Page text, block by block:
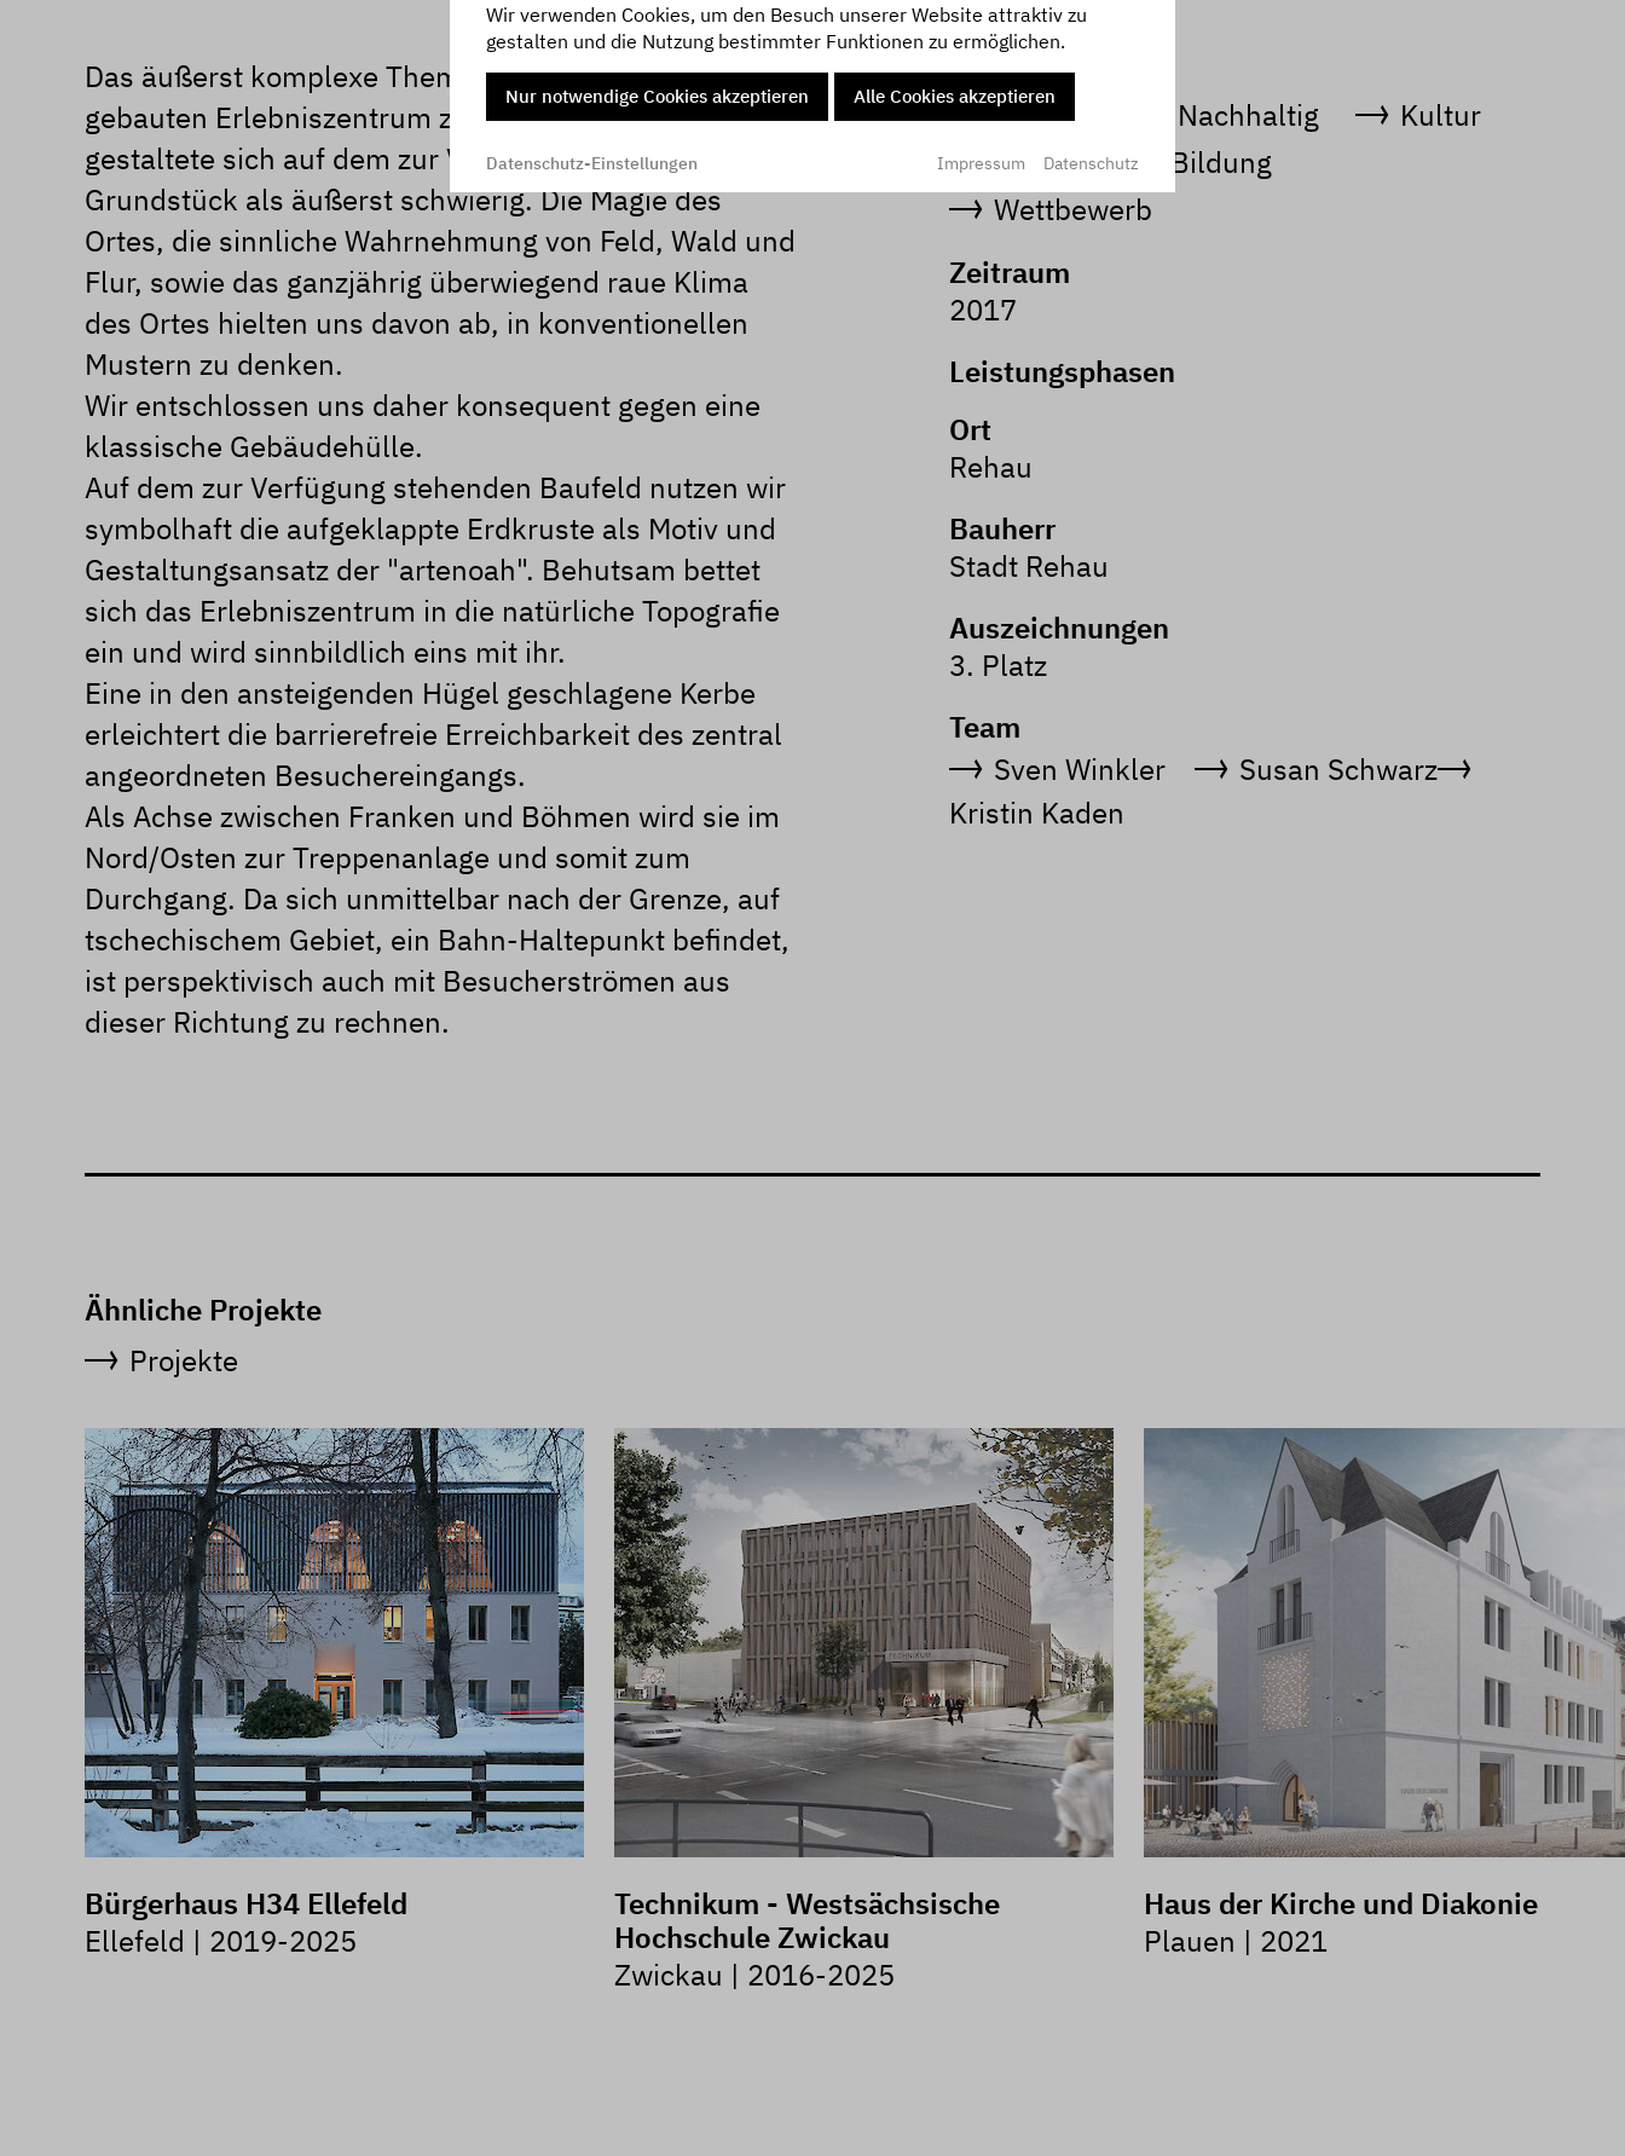
Das äußerst komplexe Thema Biodiversität mit einem
gebauten Erlebniszentrum zu thematisieren,
gestaltete sich auf dem zur Verfügung stehenden
Grundstück als äußerst schwierig. Die Magie des
Ortes, die sinnliche Wahrnehmung von Feld, Wald und
Flur, sowie das ganzjährig überwiegend raue Klima
des Ortes hielten uns davon ab, in konventionellen
Mustern zu denken.
Wir entschlossen uns daher konsequent gegen eine
klassische Gebäudehülle.
Auf dem zur Verfügung stehenden Baufeld nutzen wir
symbolhaft die aufgeklappte Erdkruste als Motiv und
Gestaltungsansatz der "artenoah". Behutsam bettet
sich das Erlebniszentrum in die natürliche Topografie
ein und wird sinnbildlich eins mit ihr.
Eine in den ansteigenden Hügel geschlagene Kerbe
erleichtert die barrierefreie Erreichbarkeit des zentral
angeordneten Besuchereingangs.
Als Achse zwischen Franken und Böhmen wird sie im
Nord/Osten zur Treppenanlage und somit zum
Durchgang. Da sich unmittelbar nach der Grenze, auf
tschechischem Gebiet, ein Bahn-Haltepunkt befindet,
ist perspektivisch auch mit Besucherströmen aus
dieser Richtung zu rechnen.
Kategorie
Neubau
Nachhaltig
Kultur
Freizeit
Bildung
Wettbewerb
Zeitraum
2017
Leistungsphasen
Ort
Rehau
Bauherr
Stadt Rehau
Auszeichnungen
3. Platz
Team
Sven Winkler
Susan Schwarz
Kristin Kaden
Ähnliche Projekte
Projekte
Bürgerhaus H34 Ellefeld
Ellefeld | 2019-2025
Technikum - Westsächsische
Hochschule Zwickau
Zwickau | 2016-2025
Haus der Kirche und Diakonie
Plauen | 2021
Wir verwenden Cookies, um den Besuch unserer Website attraktiv zu
gestalten und die Nutzung bestimmter Funktionen zu ermöglichen.
Nur notwendige Cookies akzeptieren Alle Cookies akzeptieren
Datenschutz-Einstellungen Impressum Datenschutz